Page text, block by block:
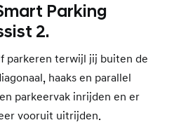
Parking
2.
parkeren terwijl jij buiten de
haaks en parallel
parkeervak inrijden en er
vooruit uitrijden.